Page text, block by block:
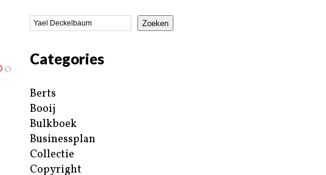
0
Zoeken
Categories
Berts
Booij
Bulkboek
Businessplan
Collectie
Copyright